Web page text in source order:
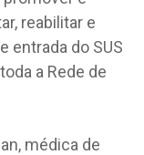
reabilitar e
entrada do SUS
a Rede de
médica de